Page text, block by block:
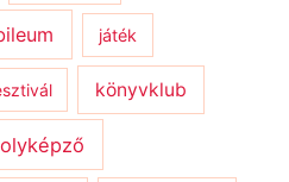
játék
könyvklub